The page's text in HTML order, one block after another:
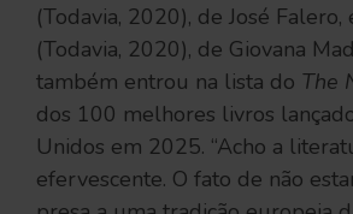
(Todavia, 2020), de José Falero,
(Todavia, 2020), de Giovana
também entrou na lista do The
dos 100 melhores livros
Unidos em 2025. “Acho a
efervescente. O fato de não